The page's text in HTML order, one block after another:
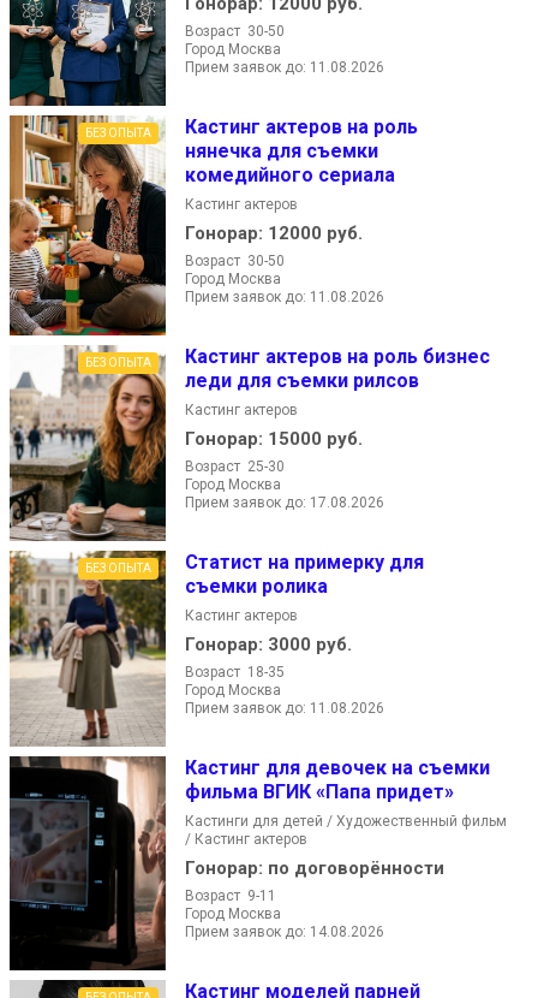
Возраст 30-50
Город Москва
Прием заявок до: 11.08.2026
БЕЗ ОПЫТА
Кастинг актеров на роль
нянечка для съемки
комедийного сериала
Кастинг актеров
Гонорар: 12000 руб.
Возраст 30-50
Город Москва
Прием заявок до: 11.08.2026
БЕЗ ОПЫТА
Кастинг актеров на роль бизнес
леди для съемки рилсов
Кастинг актеров
Гонорар: 15000 руб.
Возраст 25-30
Город Москва
Прием заявок до: 17.08.2026
БЕЗ ОПЫТА
Статист на примерку для
съемки ролика
Кастинг актеров
Гонорар: 3000 руб.
Возраст 18-35
Город Москва
Прием заявок до: 11.08.2026
Кастинг для девочек на съемки
фильма ВГИК «Папа придет»
Кастинги для детей / Художественный фильм
/ Кастинг актеров
Гонорар: по договорённости
Возраст 9-11
Город Москва
Прием заявок до: 14.08.2026
Кастинг моделей парней